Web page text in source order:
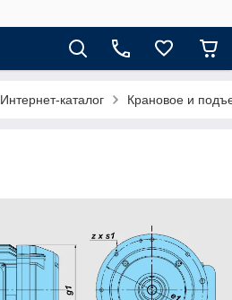
Интернет-каталог Крановое и